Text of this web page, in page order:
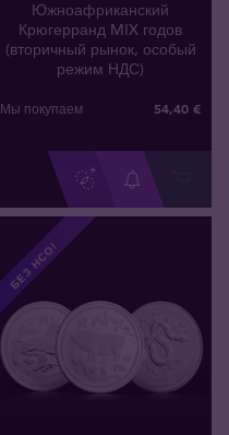
Южноафриканский
Крюгерранд MIX годов
(вторичный рынок, особый
режим НДС)
Мы покупаем 54,40 €
БЕЗ НСО!